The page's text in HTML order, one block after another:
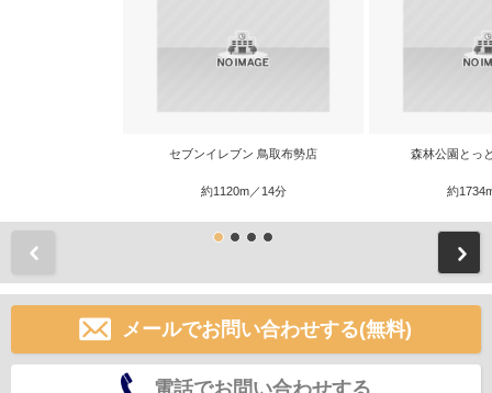
セブンイレブン 鳥取布勢店
約1120m／14分
森林公園とっ
約
メールでお問い合わせする(無料)